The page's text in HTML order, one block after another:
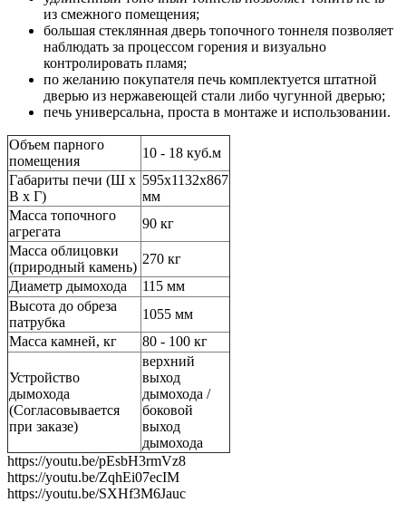
из смежного помещения;
большая стеклянная дверь топочного тоннеля позволяет
наблюдать за процессом горения и визуально
контролировать пламя;
по желанию покупателя печь комплектуется штатной
дверью из нержавеющей стали либо чугунной дверью;
печь универсальна, проста в монтаже и использовании.
Объем парного
помещения
10 - 18 куб.м
Габариты печи (Ш x
В x Г)
595х1132х867
мм
Масса топочного
агрегата
90 кг
Масса облицовки
(природный камень)
270 кг
Диаметр дымохода
115 мм
Высота до обреза
патрубка
1055 мм
Масса камней, кг
80 - 100 кг
Устройство
дымохода
(Согласовывается
при заказе)
верхний
выход
дымохода /
боковой
выход
дымохода
https://youtu.be/pEsbH3rmVz8
https://youtu.be/ZqhEi07ecIM
https://youtu.be/SXHf3M6Jauc